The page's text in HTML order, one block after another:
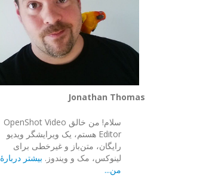
Jonathan Thomas
سلام! من خالق OpenShot Video
Editor هستم، یک ویرایشگر ویدیو
رایگان، متن‌باز و غیرخطی برای
لینوکس، مک و ویندوز. بیشتر دربارهٔ
من...